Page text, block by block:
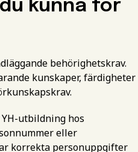
kunna för
behörighetskrav.
kunskaper, färdigheter
utbildning hos
eller
korrekta personuppgifter